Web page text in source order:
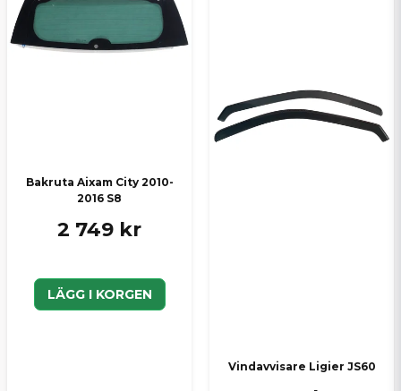
Bakruta Aixam City 2010-
2016 S8
2 749 kr
LÄGG I KORGEN
Vindavvisare Ligier JS60